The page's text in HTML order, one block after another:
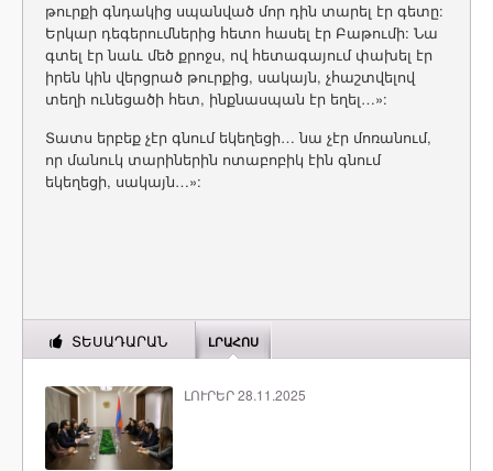
թուրքի գնդակից սպանված մոր դին տարել էր գետը:
Երկար դեգերումներից հետո հասել էր Բաթումի: Նա
գտել էր նաև մեծ քրոջս, ով հետագայում փախել էր
իրեն կին վերցրած թուրքից, սակայն, չհաշտվելով
տեղի ունեցածի հետ, ինքնասպան էր եղել…»:
Տատս երբեք չէր գնում եկեղեցի… նա չէր մոռանում,
որ մանուկ տարիներին ոտաբոբիկ էին գնում
եկեղեցի, սակայն…»:
ՏԵՍԱԴԱՐԱՆ ԼՐԱՀՈՍ
ԼՈՒՐԵՐ 28.11.2025